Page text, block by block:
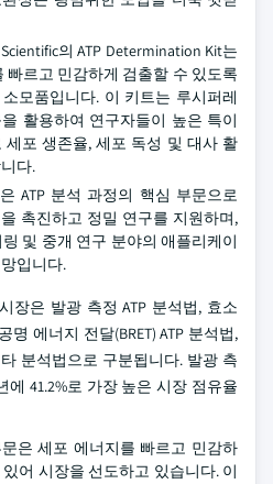
의 ATP Determination Kit는
빠르고 민감하게 검출할 수 있도록
모품입니다. 이 키트는 루시퍼레
활용하여 연구자들이 높은 특이
포 생존율, 세포 독성 및 대사 활
다.
ATP 분석 과정의 핵심 부문으로
촉진하고 정밀 연구를 지원하며,
및 중개 연구 분야의 애플리케이
입니다.
장은 발광 측정 ATP 분석법, 효소
명 에너지 전달(BRET) ATP 분석법,
분석법으로 구분됩니다. 발광 측
에 41.2%로 가장 높은 시장 점유율
은 세포 에너지를 빠르고 민감하
어 시장을 선도하고 있습니다. 이